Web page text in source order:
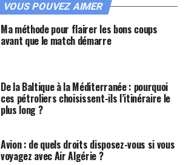
VOUS POUVEZ AIMER
Ma méthode pour flairer les bons coups
avant que le match démarre
De la Baltique à la Méditerranée : pourquoi
ces pétroliers choisissent-ils l’itinéraire le
plus long ?
Avion : de quels droits disposez-vous si vous
voyagez avec Air Algérie ?